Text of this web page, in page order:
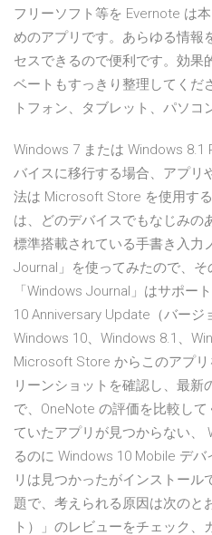
フリーソフト等を Evernote は
めのアプリです。あらゆる情報
セスできるので便利です。効果
ベートもすっきり整理してくだ
トフォン、タブレット、パソコ
Windows 7 または Windows 8.1
バイスに移行する場合、アプリ
法は Microsoft Store を使用す
は、どのデバイスでもなじみの
標準搭載されている手書き入力
Journal」を使ってみたので、そ
「Windows Journal」はサポー
10 Anniversary Update（バージ
Windows 10、Windows 8.1、
Microsoft Store からこのアプ
リーンショットを確認し、最新
で、OneNote の評価を比較し
ていたアプリが見つからない、
るのに Windows 10 Mobile デ
リは見つかったがインストール
題で、考えられる原因は次のと
ト）」のレビューをチェック、